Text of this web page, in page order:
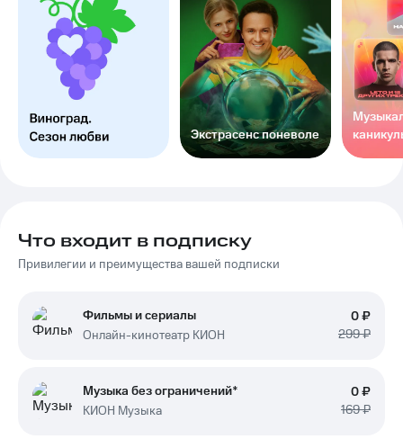
Экстрасенс поневоле
Что входит в подписку
Привилегии и преимущества вашей подписки
Фильмы и сериалы
Онлайн-кинотеатр КИОН
0 ₽
299 ₽
Музыка без ограничений*
КИОН Музыка
0 ₽
169 ₽